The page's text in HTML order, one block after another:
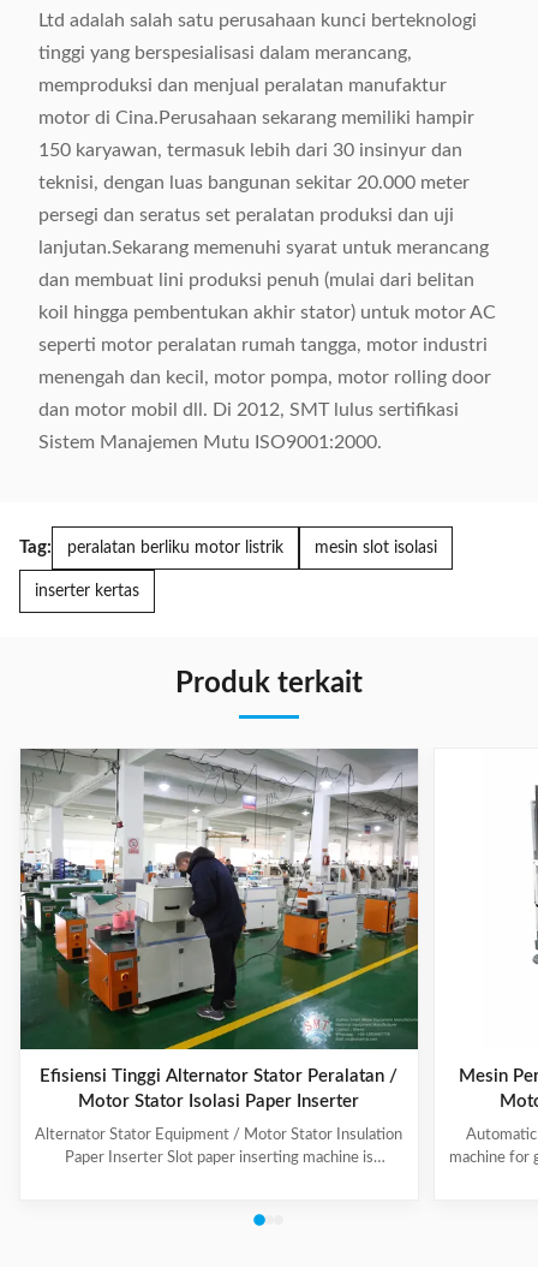
Ltd adalah salah satu perusahaan kunci berteknologi
tinggi yang berspesialisasi dalam merancang,
memproduksi dan menjual peralatan manufaktur
motor di Cina.Perusahaan sekarang memiliki hampir
150 karyawan, termasuk lebih dari 30 insinyur dan
teknisi, dengan luas bangunan sekitar 20.000 meter
persegi dan seratus set peralatan produksi dan uji
lanjutan.Sekarang memenuhi syarat untuk merancang
dan membuat lini produksi penuh (mulai dari belitan
koil hingga pembentukan akhir stator) untuk motor AC
seperti motor peralatan rumah tangga, motor industri
menengah dan kecil, motor pompa, motor rolling door
dan motor mobil dll. Di 2012, SMT lulus sertifikasi
Sistem Manajemen Mutu ISO9001:2000.
Tag: peralatan berliku motor listrik mesin slot isolasi
inserter kertas
Produk terkait
Efisiensi Tinggi Alternator Stator Peralatan /
Motor Stator Isolasi Paper Inserter
Alternator Stator Equipment / Motor Stator Insulation
Paper Inserter Slot paper inserting machine is
as paper feeding, forming, folding, inserting and stator
Mesin
machine for